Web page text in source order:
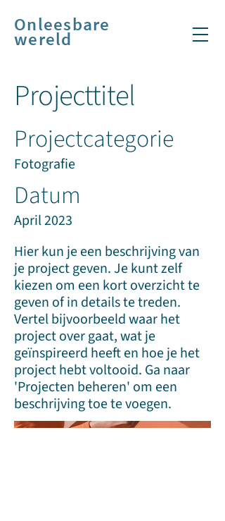
Onleesbare
wereld
Projecttitel
Projectcategorie
Fotografie
Datum
April 2023
Hier kun je een beschrijving van
je project geven. Je kunt zelf
kiezen om een kort overzicht te
geven of in details te treden.
Vertel bijvoorbeeld waar het
project over gaat, wat je
geïnspireerd heeft en hoe je het
project hebt voltooid. Ga naar
'Projecten beheren' om een
beschrijving toe te voegen.